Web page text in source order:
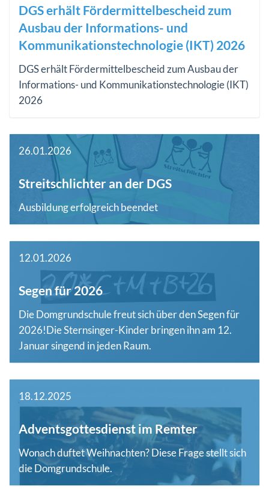
DGS erhält Fördermittelbescheid zum
Ausbau der Informations- und
Kommunikationstechnologie (IKT) 2026
DGS erhält Fördermittelbescheid zum Ausbau der
Informations- und Kommunikationstechnologie (IKT)
2026
26.01.2026
Streitschlichter an der DGS
Ausbildung erfolgreich beendet
12.01.2026
Segen für 2026
Die Domgrundschule freut sich über den Segen für
2026!Die Sternsinger-Kinder bringen ihn am 12.
Januar singend in jeden Raum.
18.12.2025
Adventsgottesdienst im Remter
Wonach duftet Weihnachten? Diese Frage stellt sich
die Domgrundschule.